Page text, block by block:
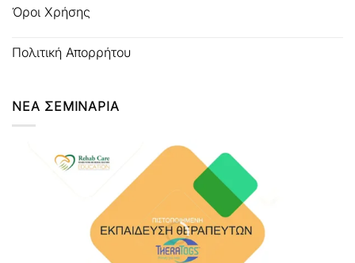
Όροι Χρήσης
Πολιτική Απορρήτου
ΝΕΑ ΣΕΜΙΝΑΡΙΑ